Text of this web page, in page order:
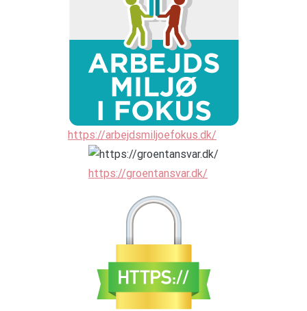
https://arbejdsmiljoefokus.dk/
https://groentansvar.dk/